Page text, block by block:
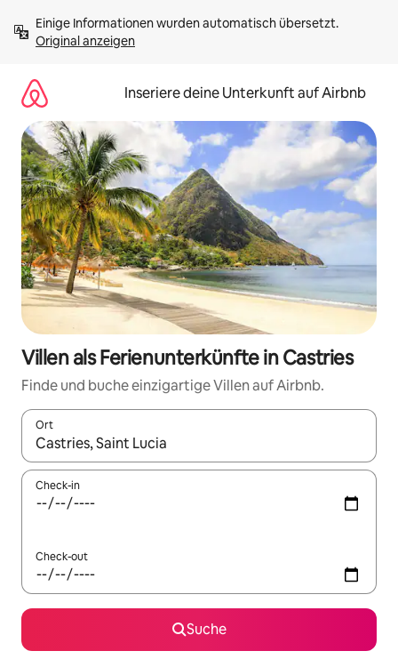
Inhalten
springenOriginal anzeigen
Inseriere deine Unterkunft auf Airbnb
Villen als Ferienunterkünfte in Castries
Finde und buche einzigartige Villen auf Airbnb.
Ort
Wenn Ergebnisse verfügbar sind, navigiere mit den
Check-in
Check-out
Suche